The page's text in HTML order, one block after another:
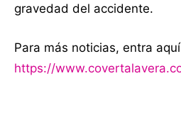
gravedad del accidente.
Para más noticias, entra
https://